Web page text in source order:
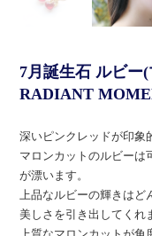
7月誕生石 ルビー
RADIANT
深いピンクレッドが印象
マロンカットのルビーは
が漂います。
上品なルビーの輝きはど
美しさを引き出してくれ